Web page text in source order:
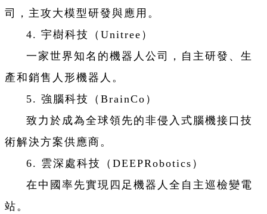
司，主攻大模型研發與應用。
4. 宇樹科技（Unitree）
一家世界知名的機器人公司，自主研發、生
產和銷售人形機器人。
5. 強腦科技（BrainCo）
致力於成為全球領先的非侵入式腦機接口技
術解決方案供應商。
6. 雲深處科技（DEEPRobotics）
在中國率先實現四足機器人全自主巡檢變電
站。